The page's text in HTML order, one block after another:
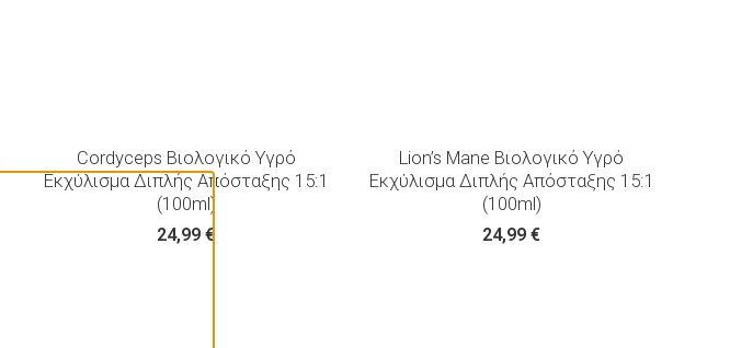
Cordyceps Βιολογικό Υγρό
Εκχύλισμα Διπλής Απόσταξης 15:1
(100ml)
24,99€
Lion’s Mane Βιολογικό Υγρό
Εκχύλισμα Διπλής Απόσταξης 15:1
(100ml)
24,99€